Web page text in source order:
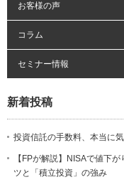
お客様の声
コラム
セミナー情報
新着投稿
投資信託の手数料、本当に
【FPが解説】NISAで値下
ツと「積立投資」の強み